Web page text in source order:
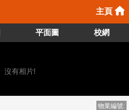
主頁
平面圖 校網
沒有相片!
物業編號: